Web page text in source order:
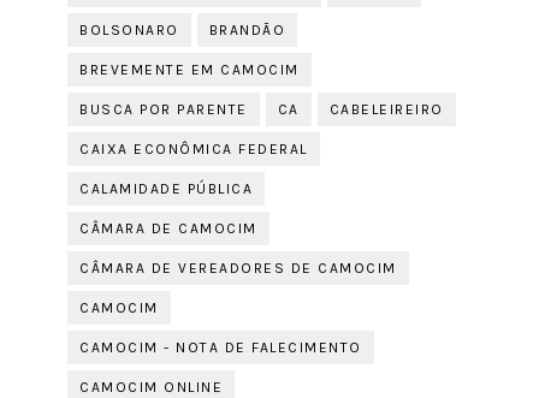
BOLSONARO BRANDÃO
BREVEMENTE EM CAMOCIM
BUSCA POR PARENTE CA CABELEIREIRO
CAIXA ECONÔMICA FEDERAL
CALAMIDADE PÚBLICA
CÂMARA DE CAMOCIM
CÂMARA DE VEREADORES DE CAMOCIM
CAMOCIM
CAMOCIM - NOTA DE FALECIMENTO
CAMOCIM ONLINE